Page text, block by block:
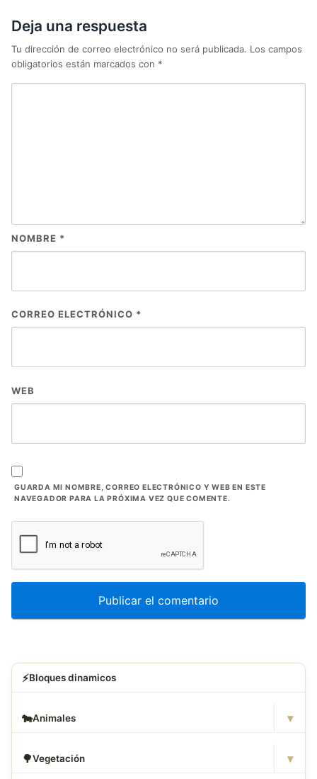
Deja una respuesta
Tu dirección de correo electrónico no será publicada. Los campos
obligatorios están marcados con *
NOMBRE *
CORREO ELECTRÓNICO *
WEB
GUARDA MI NOMBRE, CORREO ELECTRÓNICO Y WEB EN ESTE
NAVEGADOR PARA LA PRÓXIMA VEZ QUE COMENTE.
⚡Bloques dinamicos
🐄Animales ▾
🌳Vegetación ▾